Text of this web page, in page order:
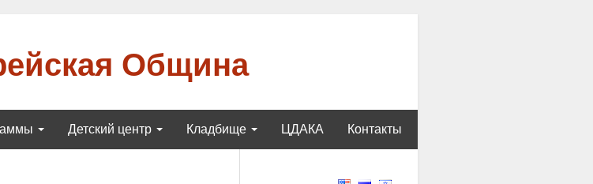
Община
Детский центр Кладбище ЦДАКА Контакты